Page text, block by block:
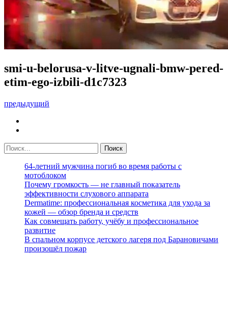
smi-u-belorusa-v-litve-ugnali-bmw-pered-
etim-ego-izbili-d1c7323
предыдущий
64-летний мужчина погиб во время работы с
мотоблоком
Почему громкость — не главный показатель
эффективности слухового аппарата
Dermatime: профессиональная косметика для ухода за
кожей — обзор бренда и средств
Как совмещать работу, учёбу и профессиональное
развитие
В спальном корпусе детского лагеря под Барановичами
произошёл пожар